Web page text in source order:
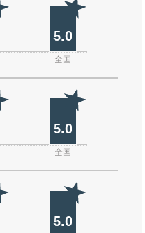
5.0
全国
5.0
全国
5.0